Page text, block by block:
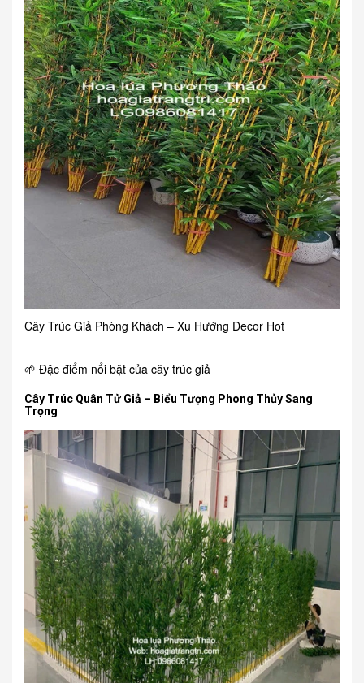
Cây Trúc Giả Phòng Khách – Xu Hướng Decor Hot
🌱 Đặc điểm nổi bật của cây trúc giả
Cây Trúc Quân Tử Giả – Biểu Tượng Phong Thủy Sang
Trọng